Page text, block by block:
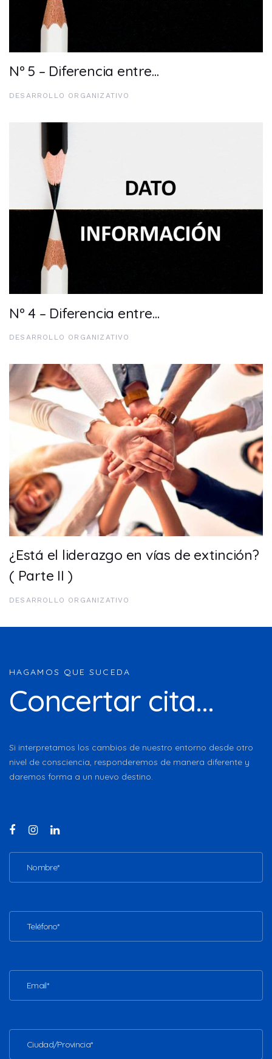
Nº 5 – Diferencia entre…
DESARROLLO ORGANIZATIVO
Nº 4 – Diferencia entre…
DESARROLLO ORGANIZATIVO
¿Está el liderazgo en vías de extinción?
( Parte II )
DESARROLLO ORGANIZATIVO
HAGAMOS QUE SUCEDA
Concertar cita...
Si interpretamos los cambios de nuestro entorno desde otro
nivel de consciencia, responderemos de manera diferente y
daremos forma a un nuevo destino.